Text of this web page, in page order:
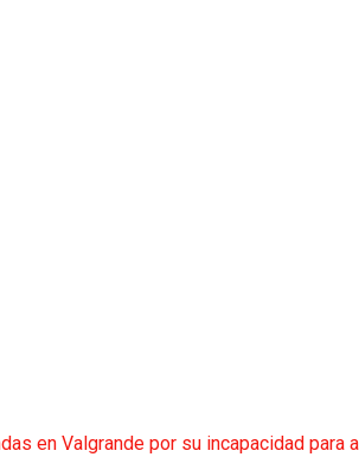
en Valgrande por su incapacidad para